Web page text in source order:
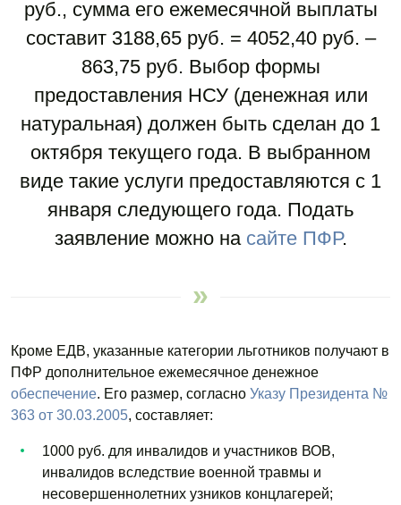
руб., сумма его ежемесячной выплаты
составит 3188,65 руб. = 4052,40 руб. –
863,75 руб. Выбор формы
предоставления НСУ (денежная или
натуральная) должен быть сделан до 1
октября текущего года. В выбранном
виде такие услуги предоставляются с 1
января следующего года. Подать
заявление можно на сайте ПФР.
Кроме ЕДВ, указанные категории льготников получают в
ПФР дополнительное ежемесячное денежное
обеспечение. Его размер, согласно Указу Президента №
363 от 30.03.2005, составляет:
1000 руб. для инвалидов и участников ВОВ,
инвалидов вследствие военной травмы и
несовершеннолетних узников концлагерей;